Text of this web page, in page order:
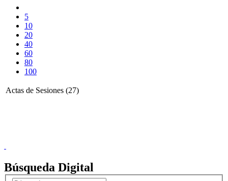
5
10
20
40
60
80
100
Actas de Sesiones (27)
Búsqueda Digital